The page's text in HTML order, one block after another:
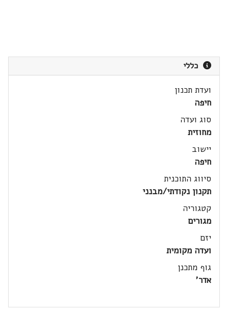
כללי
ועדת תכנון
חיפה
סוג ועדה
מחוזית
יישוב
חיפה
סיווג התוכנית
תקנון נקודתי/מבנני
קטגוריה
מגורים
יזם
ועדה מקומית
גוף מתכנן
אדר'